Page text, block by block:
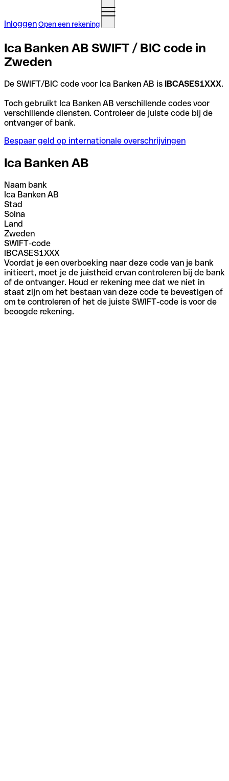
InloggenOpen een rekening
Ica Banken AB SWIFT / BIC code in
Zweden
De SWIFT/BIC code voor Ica Banken AB is IBCASES1XXX.
Toch gebruikt Ica Banken AB verschillende codes voor
verschillende diensten. Controleer de juiste code bij de
ontvanger of bank.
Bespaar geld op internationale overschrijvingen
Ica Banken AB
Naam bank
Ica Banken AB
Stad
Solna
Land
Zweden
SWIFT-code
IBCASES1XXX
Voordat je een overboeking naar deze code van je bank
initieert, moet je de juistheid ervan controleren bij de bank
of de ontvanger. Houd er rekening mee dat we niet in
staat zijn om het bestaan van deze code te bevestigen of
om te controleren of het de juiste SWIFT-code is voor de
beoogde rekening.